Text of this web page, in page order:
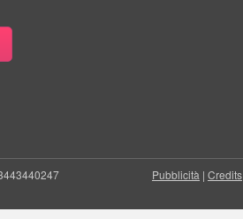
Pubblicità | Credits